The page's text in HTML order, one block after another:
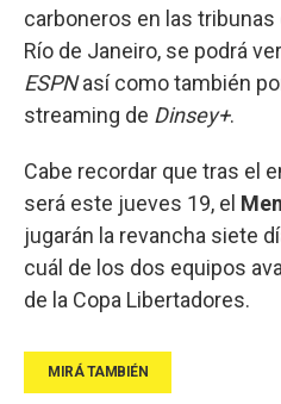
carboneros en las
Río de Janeiro, se podrá
ESPNasí como también
streaming de Dinsey+.
Cabe recordar que tras el
será este jueves 19, el
jugarán la revancha siete
cuál de los dos equipos
de la Copa Libertadores.